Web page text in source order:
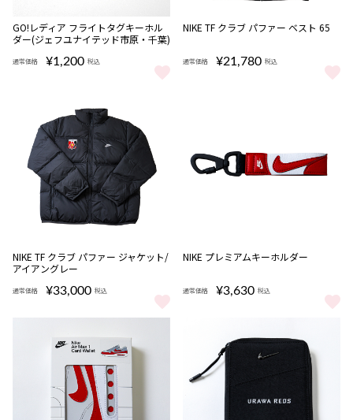
GO!レディア フライトタグキーホル
ダー(ジェフユナイテッド市原・千葉)
通常価格 ¥1,200 税込
GO!レディア フライトタグキーホルダー(ジェフユナイテッド市原・
NIKE TF クラブ パファー ベスト 65
通常価格 ¥21,780 税込
NIKE TF クラブ パファー ベスト
NIKE TF クラブ パファー ジャケット/
アイアングレー
通常価格 ¥33,000 税込
NIKE TF クラブ パファー ジャケット/アイアングレー をもっと見る
NIKE プレミアムキーホルダー
通常価格 ¥3,630 税込
NIKE プレミアムキーホルダー を